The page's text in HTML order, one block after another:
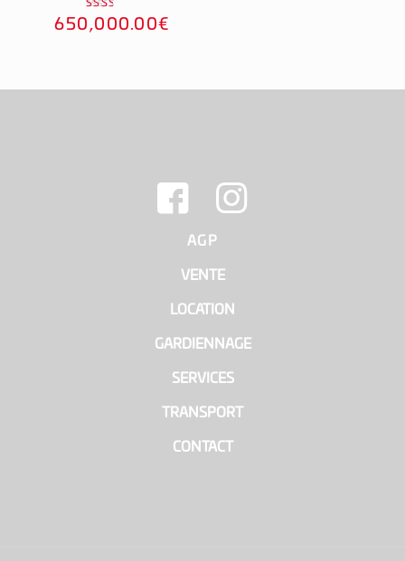
Note
2.51
650,000.00€
AGP
VENTE
LOCATION
GARDIENNAGE
SERVICES
TRANSPORT
CONTACT